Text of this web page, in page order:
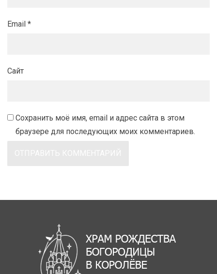
Email *
Сайт
Сохранить моё имя, email и адрес сайта в этом
браузере для последующих моих комментариев.